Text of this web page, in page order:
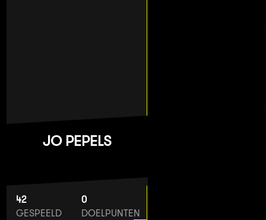
JO PEPELS
42
GESPEELD
0
DOELPUNTEN